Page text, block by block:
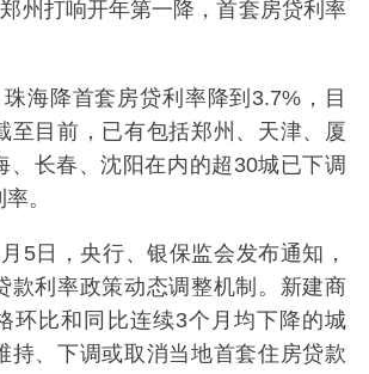
州打响开年第一降，首套房贷利率
海降首套房贷利率降到3.7%，目
至目前，已有包括郑州、天津、厦
、长春、沈阳在内的超30城已下调
。
5日，央行、银保监会发布通知，
款利率政策动态调整机制。新建商
环比和同比连续3个月均下降的城
持、下调或取消当地首套住房贷款